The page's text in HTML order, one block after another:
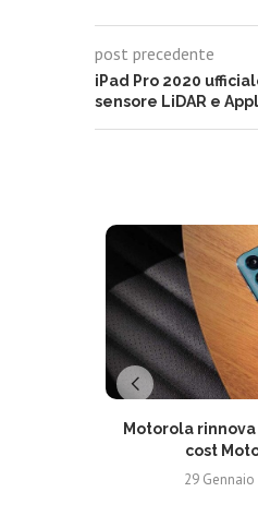
post precedente
iPad Pro 2020
sensore LiDAR e
Motorola
cost
29